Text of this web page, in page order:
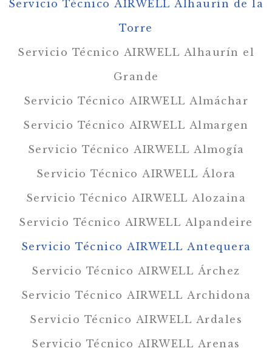
Servicio Técnico AIRWELL Alhaurín de la
Torre
Servicio Técnico AIRWELL Alhaurín el
Grande
Servicio Técnico AIRWELL Almáchar
Servicio Técnico AIRWELL Almargen
Servicio Técnico AIRWELL Almogía
Servicio Técnico AIRWELL Álora
Servicio Técnico AIRWELL Alozaina
Servicio Técnico AIRWELL Alpandeire
Servicio Técnico AIRWELL Antequera
Servicio Técnico AIRWELL Árchez
Servicio Técnico AIRWELL Archidona
Servicio Técnico AIRWELL Ardales
Servicio Técnico AIRWELL Arenas